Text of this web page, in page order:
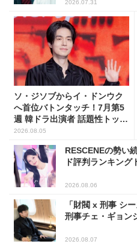
2026.07.31
ソ・ジソブからイ・ドンウク
へ首位バトンタッチ！7月第5
週 韓ドラ出演者 話題性トップ
5
2026.08.05
RESCENEの勢い
ド評判ランキング
2026.08.06
「財閥 x 刑事 シ
刑事チェ・ギョン
2026.08.07